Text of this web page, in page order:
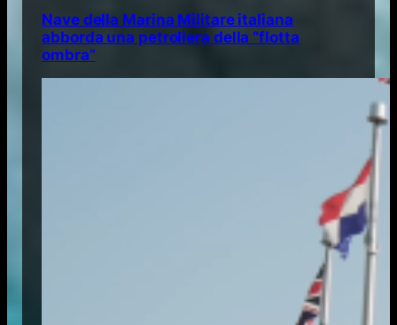
Nave della Marina Militare italiana
abborda una petroliera della “flotta
ombra”